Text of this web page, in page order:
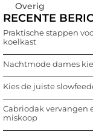
Overig
RECENTE
Praktische stappen
koelkast
Nachtmode dames
Kies de juiste
Cabriodak vervangen
miskoop